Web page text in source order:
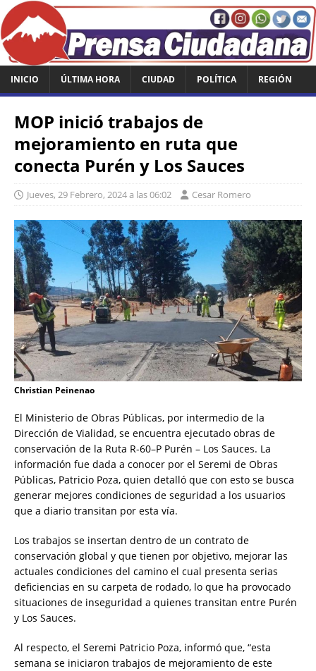
INICIO ÚLTIMA HORA CIUDAD POLÍTICA REGIÓN
MOP inició trabajos de
mejoramiento en ruta que
conecta Purén y Los Sauces
Jueves, 29 Febrero, 2024 a las 06:02 Cesar Romero
Christian Peinenao
El Ministerio de Obras Públicas, por intermedio de la
Dirección de Vialidad, se encuentra ejecutado obras de
conservación de la Ruta R-60–P Purén – Los Sauces. La
información fue dada a conocer por el Seremi de Obras
Públicas, Patricio Poza, quien detalló que con esto se busca
generar mejores condiciones de seguridad a los usuarios
que a diario transitan por esta vía.
Los trabajos se insertan dentro de un contrato de
conservación global y que tienen por objetivo, mejorar las
actuales condiciones del camino el cual presenta serias
deficiencias en su carpeta de rodado, lo que ha provocado
situaciones de inseguridad a quienes transitan entre Purén
y Los Sauces.
Al respecto, el Seremi Patricio Poza, informó que, “esta
semana se iniciaron trabajos de mejoramiento de este